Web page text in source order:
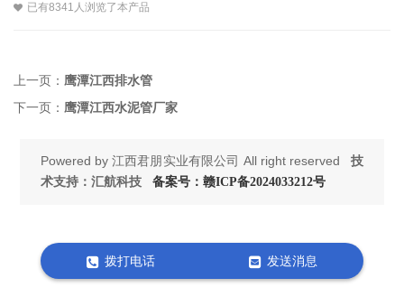
已有8341人浏览了本产品
上一页： 鹰潭江西排水管
下一页： 鹰潭江西水泥管厂家
Powered by江西君朋实业有限公司 All right reserved技
术支持：汇航科技 备案号：赣ICP备2024033212号
拨打电话 发送消息